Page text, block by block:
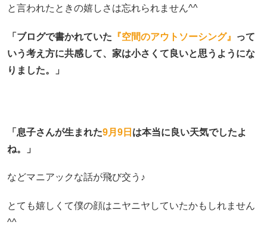
と言われたときの嬉しさは忘れられません^^
「ブログで書かれていた 『空間のアウトソーシング』
って
いう考え方に共感して、家は小さくて良いと思うようにな
りました。」
「息子さんが生まれた9月9日 は本当に良い天気でしたよ
ね。」
などマニアックな話が飛び交う♪
とても嬉しくて僕の顔はニヤニヤしていたかもしれません
^^